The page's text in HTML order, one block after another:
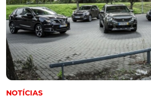
NOTÍCIAS